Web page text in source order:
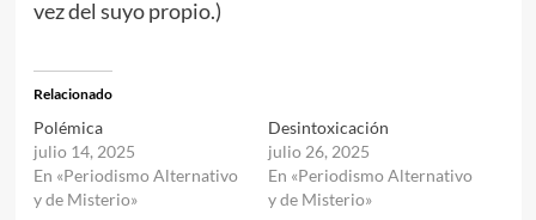
vez del suyo propio.)
Relacionado
Polémica
julio 14, 2025
En «Periodismo Alternativo
y de Misterio»
Desintoxicación
julio 26, 2025
En «Periodismo Alternativo
y de Misterio»